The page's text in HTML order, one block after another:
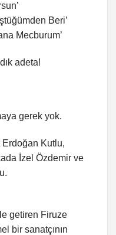
Beri’
Mecburum’
adeta!
gerek yok.
Kutlu,
İzel Özdemir ve
getiren Firuze
bir sanatçının